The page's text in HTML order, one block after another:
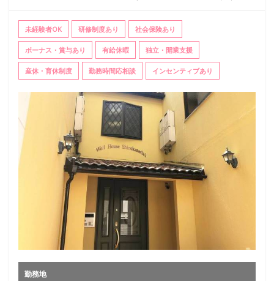
未経験者OK 研修制度あり 社会保険あり
ボーナス・賞与あり 有給休暇 独立・開業支援
産休・育休制度 勤務時間応相談 インセンティブあり
勤務地